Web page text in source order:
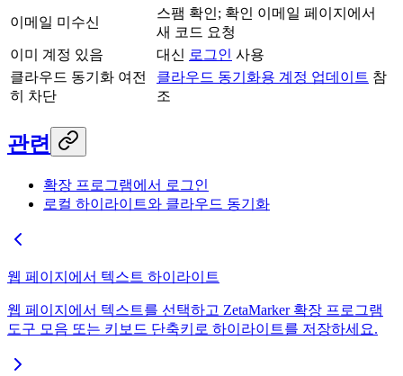
이메일 미수신
스팸 확인; 확인 이메일 페이지에서
새 코드 요청
이미 계정 있음
대신 로그인 사용
클라우드 동기화 여전
히 차단
클라우드 동기화용 계정 업데이트 참
조
관련
확장 프로그램에서 로그인
로컬 하이라이트와 클라우드 동기화
웹 페이지에서 텍스트 하이라이트
웹 페이지에서 텍스트를 선택하고 ZetaMarker 확장 프로그램
도구 모음 또는 키보드 단축키로 하이라이트를 저장하세요.